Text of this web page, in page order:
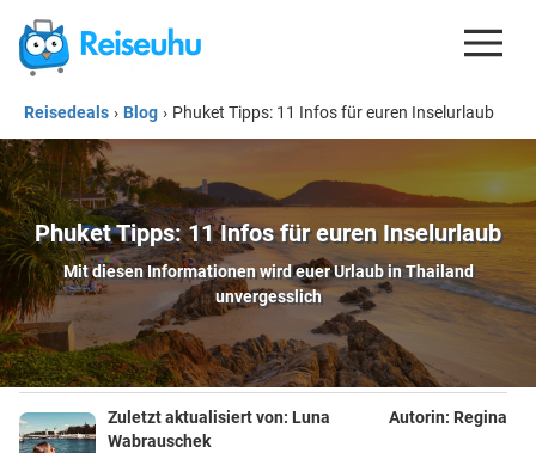
REISEDEALS
GUTSCHEINE
KREDITKARTEN
ESIM
REISEBLOG
Reisedeals › Blog › Phuket Tipps: 11 Infos für euren Inselurlaub
Phuket Tipps: 11 Infos für euren Inselurlaub
Mit diesen Informationen wird euer Urlaub in Thailand
unvergesslich
Autorin: Regina
Zuletzt aktualisiert von: Luna
Wabrauschek